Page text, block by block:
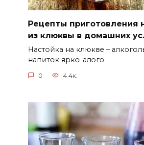
Рецепты приготовления
из клюквы в домашних
Настойка на клюкве –
напиток ярко-алого
0 4.4к.